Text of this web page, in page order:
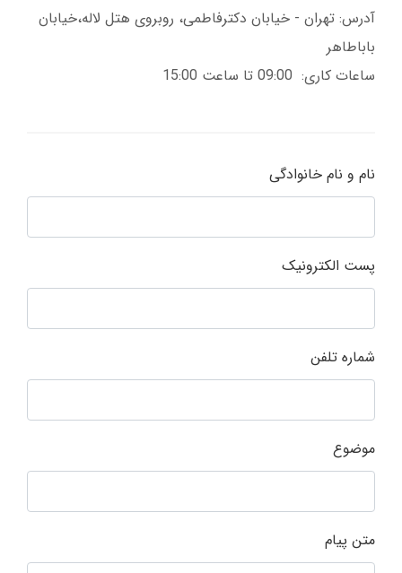
آدرس: تهران - خیابان دکترفاطمی، روبروی هتل لاله،خیابان
باباطاهر
ساعات کاری: 09:00 تا ساعت 15:00
نام و نام خانوادگی
پست الکترونیک
شماره تلفن
موضوع
متن پیام